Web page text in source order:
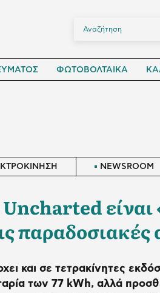
ΦΩΤΟΒΟΛΤΑΙΚΑ
NEWSROOM
παραδοσιακές
και σε τετρακίνητες
των 77 kWh, αλλά